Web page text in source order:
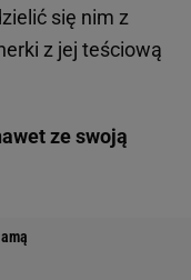
się nim z
z jej teściową
ze swoją